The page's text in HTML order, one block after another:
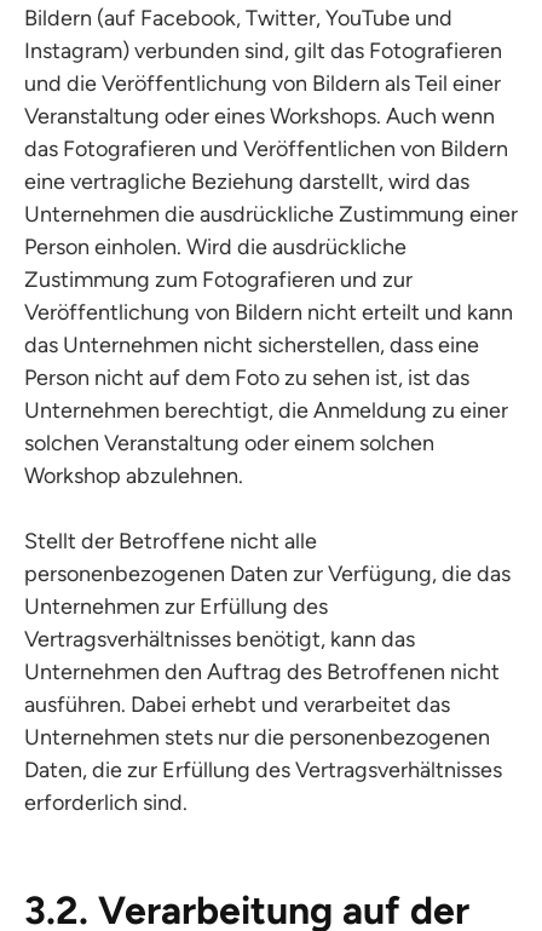
Bildern (auf Facebook, Twitter, YouTube und
Instagram) verbunden sind, gilt das Fotografieren
und die Veröffentlichung von Bildern als Teil einer
Veranstaltung oder eines Workshops. Auch wenn
das Fotografieren und Veröffentlichen von Bildern
eine vertragliche Beziehung darstellt, wird das
Unternehmen die ausdrückliche Zustimmung einer
Person einholen. Wird die ausdrückliche
Zustimmung zum Fotografieren und zur
Veröffentlichung von Bildern nicht erteilt und kann
das Unternehmen nicht sicherstellen, dass eine
Person nicht auf dem Foto zu sehen ist, ist das
Unternehmen berechtigt, die Anmeldung zu einer
solchen Veranstaltung oder einem solchen
Workshop abzulehnen.
Stellt der Betroffene nicht alle
personenbezogenen Daten zur Verfügung, die das
Unternehmen zur Erfüllung des
Vertragsverhältnisses benötigt, kann das
Unternehmen den Auftrag des Betroffenen nicht
ausführen. Dabei erhebt und verarbeitet das
Unternehmen stets nur die personenbezogenen
Daten, die zur Erfüllung des Vertragsverhältnisses
erforderlich sind.
3.2. Verarbeitung auf der